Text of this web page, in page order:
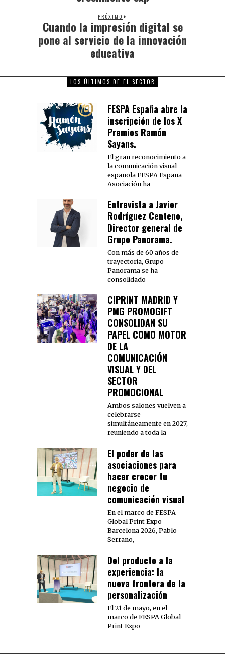
PRÓXIMO
Cuando la impresión digital se
pone al servicio de la innovación
educativa
LOS ÚLTIMOS DE EL SECTOR
FESPA España abre la
inscripción de los X
Premios Ramón
Sayans.
El gran reconocimiento a
la comunicación visual
española FESPA España
Asociación ha
Entrevista a Javier
Rodríguez Centeno,
Director general de
Grupo Panorama.
Con más de 60 años de
trayectoria, Grupo
Panorama se ha
consolidado
C!PRINT MADRID Y
PMG PROMOGIFT
CONSOLIDAN SU
PAPEL COMO MOTOR
DE LA
COMUNICACIÓN
VISUAL Y DEL
SECTOR
PROMOCIONAL
Ambos salones vuelven a
celebrarse
simultáneamente en 2027,
reuniendo a toda la
El poder de las
asociaciones para
hacer crecer tu
negocio de
comunicación visual
En el marco de FESPA
Global Print Expo
Barcelona 2026, Pablo
Serrano,
Del producto a la
experiencia: la
nueva frontera de la
personalización
El 21 de mayo, en el
marco de FESPA Global
Print Expo